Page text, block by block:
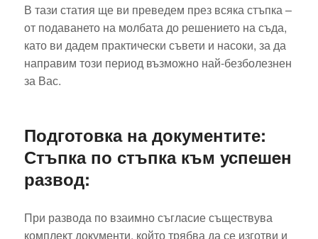
В тази статия ще ви преведем през всяка стъпка –
от подаването на молбата до решението на съда,
като ви дадем практически съвети и насоки, за да
направим този период възможно най-безболезнен
за Вас.
Подготовка на документите:
Стъпка по стъпка към успешeн
развод:
При развода по взаимно съгласие съществува
комплект документи, който трябва да се изготви и